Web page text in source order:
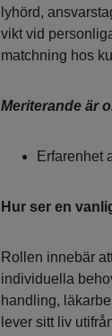
lyhörd,
vikt vid
matchning hos
Meriterande är
Erfarenhet
Hur ser en
Rollen innebär
individuella
handling,
lever sitt liv